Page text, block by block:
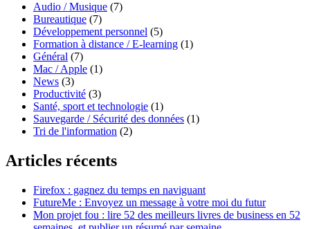
Audio / Musique (7)
Bureautique (7)
Développement personnel (5)
Formation à distance / E-learning (1)
Général (7)
Mac / Apple (1)
News (3)
Productivité (3)
Santé, sport et technologie (1)
Sauvegarde / Sécurité des données (1)
Tri de l'information (2)
Articles récents
Firefox : gagnez du temps en naviguant
FutureMe : Envoyez un message à votre moi du futur
Mon projet fou : lire 52 des meilleurs livres de business en 52